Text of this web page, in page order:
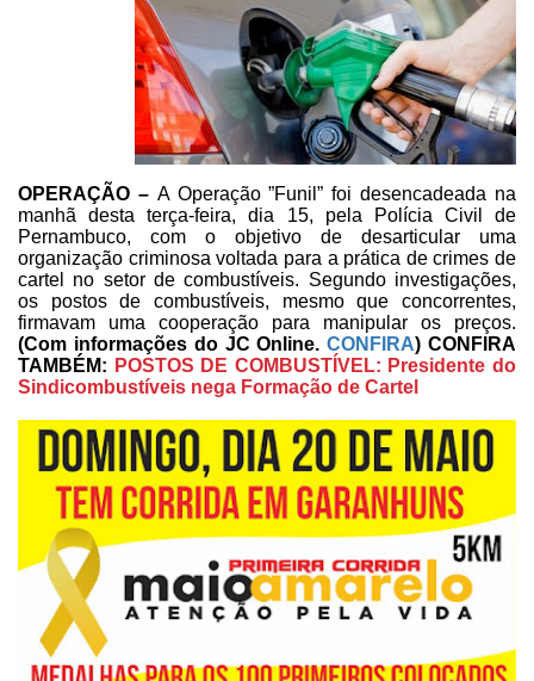
OPERAÇÃO – A Operação ”Funil” foi desencadeada na
manhã desta terça-feira, dia 15, pela Polícia Civil de
Pernambuco, com o objetivo de desarticular uma
organização criminosa voltada para a prática decrimes de
cartel no setor de combustíveis. Segundo investigações,
os postos de combustíveis, mesmo que concorrentes,
firmavam uma cooperação para manipular os preços.
(Com informações do JC Online.CONFIRA)CONFIRA
TAMBÉM: POSTOS DE COMBUSTÍVEL: Presidente do
Sindicombustíveis nega Formação de Cartel